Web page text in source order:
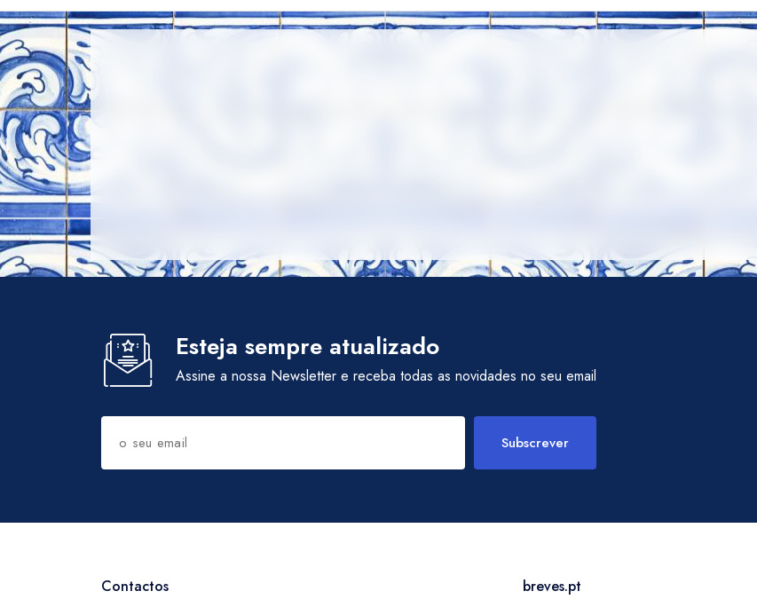
Esteja sempre atualizado
Assine a nossa Newsletter e receba todas as novidades no seu email
Subscrever
Contactos breves.pt